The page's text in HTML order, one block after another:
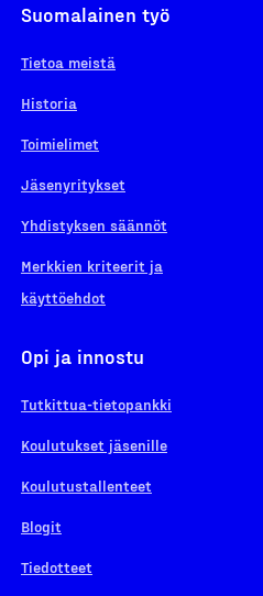
Suomalainen työ
Tietoa meistä
Historia
Toimielimet
Jäsenyritykset
Yhdistyksen säännöt
Merkkien kriteerit ja
käyttöehdot
Opi ja innostu
Tutkittua-tietopankki
Koulutukset jäsenille
Koulutustallenteet
Blogit
Tiedotteet